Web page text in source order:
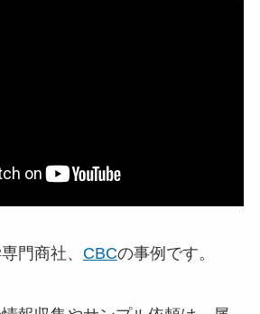
門商社、 CBCの事例です。